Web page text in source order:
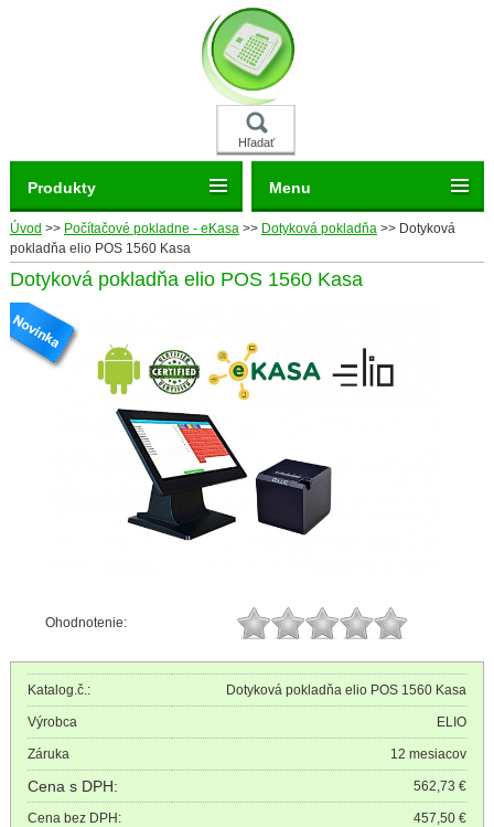
Hľadať
Úvod >> Počítačové pokladne - eKasa >> Dotyková pokladňa >> Dotyková
pokladňa elio POS 1560 Kasa
Dotyková pokladňa elio POS 1560 Kasa
Ohodnotenie:
Katalog.č.: Dotyková pokladňa elio POS 1560 Kasa
Výrobca ELIO
Záruka 12 mesiacov
Cena s DPH: 562,73 €
Cena bez DPH: 457,50 €
Produkty Menu